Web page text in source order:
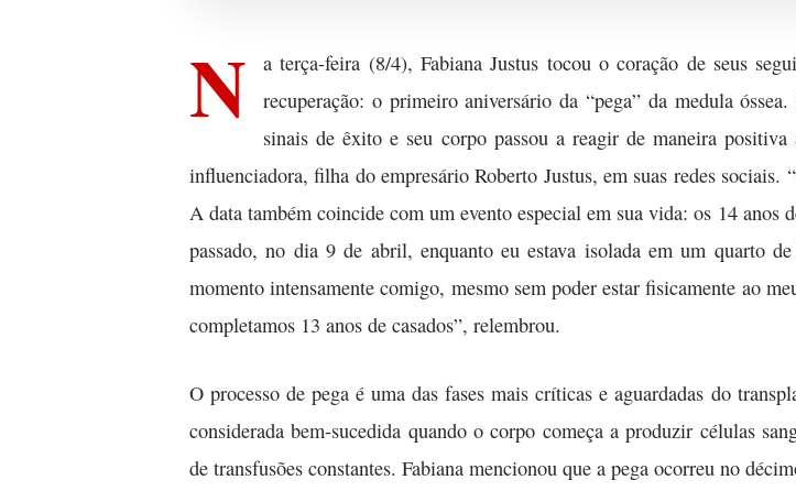
N
a terça-feira (8/4), Fabiana Justus tocou o coração de seus
recuperação: o primeiro aniversário da “pega” da medula
sinais de êxito e seu corpo passou a reagir de maneira
influenciadora, filha do empresário Roberto Justus, em suas redes sociais.
A data também coincide com um evento especial em sua vida: os 14 anos
passado, no dia 9 de abril, enquanto eu estava isolada em um quarto
momento intensamente comigo, mesmo sem poder estar fisicamente ao
completamos 13 anos de casados”, relembrou.
O processo de pega é uma das fases mais críticas e aguardadas do
considerada bem-sucedida quando o corpo começa a produzir células
de transfusões constantes. Fabiana mencionou que a pega ocorreu no